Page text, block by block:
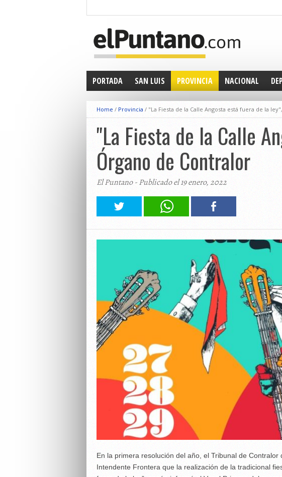
PORTADA SAN LUIS PROVINCIA NACIONAL
Home / Provincia / "La Fiesta de la Calle Angosta está fuera de la
"La Fiesta de la Calle
Órgano de Contralor
El Puntano - Publicado el 19 enero, 2022
En la primera resolución del año, el Tribunal de
Intendente Frontera que la realización de la tradicional